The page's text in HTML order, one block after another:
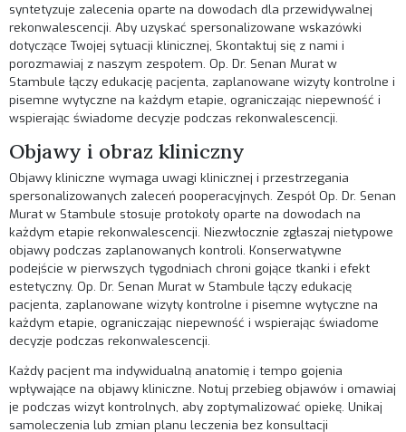
syntetyzuje zalecenia oparte na dowodach dla przewidywalnej
rekonwalescencji. Aby uzyskać spersonalizowane wskazówki
dotyczące Twojej sytuacji klinicznej, Skontaktuj się z nami i
porozmawiaj z naszym zespołem. Op. Dr. Senan Murat w
Stambule łączy edukację pacjenta, zaplanowane wizyty kontrolne i
pisemne wytyczne na każdym etapie, ograniczając niepewność i
wspierając świadome decyzje podczas rekonwalescencji.
Objawy i obraz kliniczny
Objawy kliniczne wymaga uwagi klinicznej i przestrzegania
spersonalizowanych zaleceń pooperacyjnych. Zespół Op. Dr. Senan
Murat w Stambule stosuje protokoły oparte na dowodach na
każdym etapie rekonwalescencji. Niezwłocznie zgłaszaj nietypowe
objawy podczas zaplanowanych kontroli. Konserwatywne
podejście w pierwszych tygodniach chroni gojące tkanki i efekt
estetyczny. Op. Dr. Senan Murat w Stambule łączy edukację
pacjenta, zaplanowane wizyty kontrolne i pisemne wytyczne na
każdym etapie, ograniczając niepewność i wspierając świadome
decyzje podczas rekonwalescencji.
Każdy pacjent ma indywidualną anatomię i tempo gojenia
wpływające na objawy kliniczne. Notuj przebieg objawów i omawiaj
je podczas wizyt kontrolnych, aby zoptymalizować opiekę. Unikaj
samoleczenia lub zmian planu leczenia bez konsultacji